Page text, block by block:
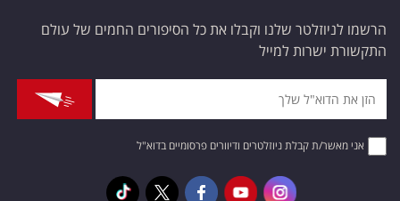
הרשמו לניוזלטר שלנו וקבלו את כל הסיפורים החמים של עולם
התקשורת ישרות למייל
אני מאשר/ת קבלת ניוזלטרים ודיוורים פרסומיים בדוא"ל